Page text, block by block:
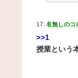
17: 名無しのコ
>>1
授業という